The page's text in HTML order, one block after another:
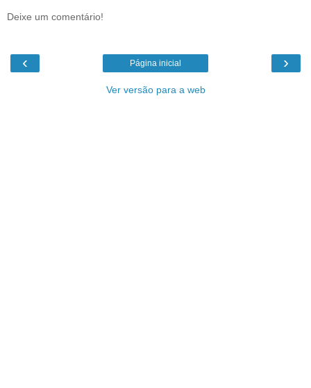
Deixe um comentário!
‹ ›
Página inicial
Ver versão para a web